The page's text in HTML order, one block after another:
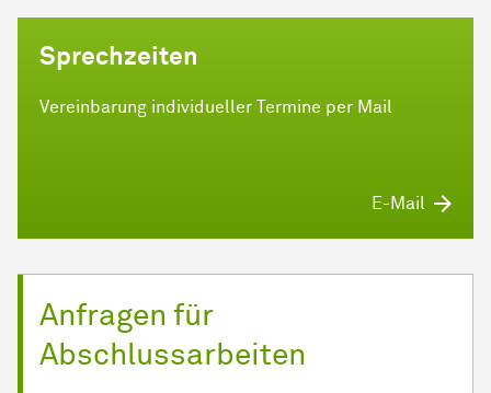
Sprechzeiten
Vereinbarung individueller Termine per Mail
E-Mail
Anfragen für
Abschlussarbeiten